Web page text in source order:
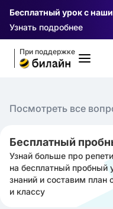
Бесплатный урок с
Узнать подробнее
При поддержке
Посмотреть все
Бесплатный
Узнай больше про
на бесплатный
знаний и составим
и классу